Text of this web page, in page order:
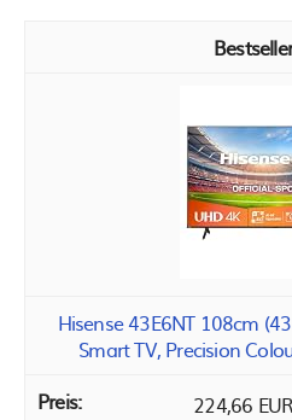
Hisense 43E6NT 108cm
Smart TV, Precision
224,66 EUR